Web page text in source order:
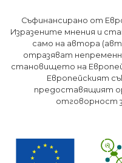
Съфинансирано от
Изразените мнения и
само на автора
отразяват
становището на
Европейският
предоставящият
отговорност